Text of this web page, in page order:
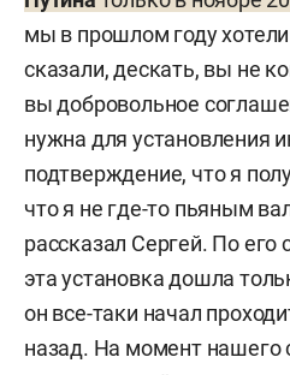
Если установлена
отпуска предстоит снова
определит степень
службе. Здесь могут
в частности, случилось с
«Штык»: после ранения и
пройти ВВК в Хабаровске,
воинской части.
нашу часть отдали в
федеральный округ», —
мы в прошлом году
сказали, дескать, вы не
вы добровольное
нужна для установления
подтверждение, что я
что я не где-то пьяным
рассказал Сергей. По его
эта установка дошла
он все-таки начал
назад. На момент нашего